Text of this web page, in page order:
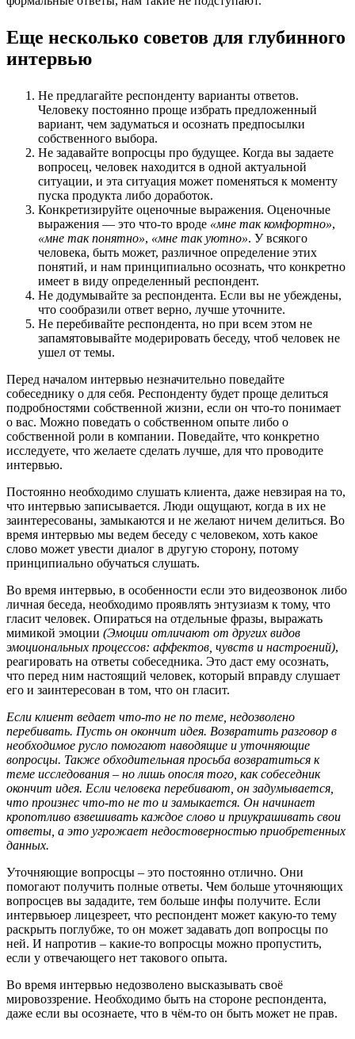
Еще несколько советов для глубинного
интервью
Не предлагайте респонденту варианты ответов.
Человеку постоянно проще избрать предложенный
вариант, чем задуматься и осознать предпосылки
собственного выбора.
Не задавайте вопросцы про будущее. Когда вы задаете
вопросец, человек находится в одной актуальной
ситуации, и эта ситуация может поменяться к моменту
пуска продукта либо доработок.
Конкретизируйте оценочные выражения. Оценочные
выражения — это что-то вроде «мне так комфортно»,
«мне так понятно», «мне так уютно». У всякого
человека, быть может, различное определение этих
понятий, и нам принципиально осознать, что конкретно
имеет в виду определенный респондент.
Не додумывайте за респондента. Если вы не убеждены,
что сообразили ответ верно, лучше уточните.
Не перебивайте респондента, но при всем этом не
запамятовывайте модерировать беседу, чтоб человек не
ушел от темы.
Перед началом интервью незначительно поведайте
собеседнику о для себя. Респонденту будет проще делиться
подробностями собственной жизни, если он что-то понимает
о вас. Можно поведать о собственном опыте либо о
собственной роли в компании. Поведайте, что конкретно
исследуете, что желаете сделать лучше, для что проводите
интервью.
Постоянно необходимо слушать клиента, даже невзирая на то,
что интервью записывается. Люди ощущают, когда в их не
заинтересованы, замыкаются и не желают ничем делиться. Во
время интервью мы ведем беседу с человеком, хоть какое
слово может увести диалог в другую сторону, потому
принципиально обучаться слушать.
Во время интервью, в особенности если это видеозвонок либо
личная беседа, необходимо проявлять энтузиазм к тому, что
гласит человек. Опираться на отдельные фразы, выражать
мимикой эмоции (Эмоции отличают от других видов
эмоциональных процессов: аффектов, чувств и настроений),
реагировать на ответы собеседника. Это даст ему осознать,
что перед ним настоящий человек, который вправду слушает
его и заинтересован в том, что он гласит.
Если клиент ведает что-то не по теме, недозволено
перебивать. Пусть он окончит идея. Возвратить разговор в
необходимое русло помогают наводящие и уточняющие
вопросцы. Также обходительная просьба возвратиться к
теме исследования – но лишь опосля того, как собеседник
окончит идея. Если человека перебивают, он задумывается,
что произнес что-то не то и замыкается. Он начинает
кропотливо взвешивать каждое слово и приукрашивать свои
ответы, а это угрожает недостоверностью приобретенных
данных.
Уточняющие вопросцы – это постоянно отлично. Они
помогают получить полные ответы. Чем больше уточняющих
вопросцев вы зададите, тем больше инфы получите. Если
интервьюер лицезреет, что респондент может какую-то тему
раскрыть поглубже, то он может задавать доп вопросцы по
ней. И напротив – какие-то вопросцы можно пропустить,
если у отвечающего нет такового опыта.
Во время интервью недозволено высказывать своё
мировоззрение. Необходимо быть на стороне респондента,
даже если вы осознаете, что в чём-то он быть может не прав.